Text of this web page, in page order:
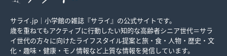
サライ.jp｜小学館の雑誌『サライ』の公式サイトです。
歳を重ねてもアクティブに行動したい知的な高齢者シニア世代＝サラ
イ世代の方々に向けたライフスタイル提案と旅・食・人物・歴史・文
化・趣味・健康・モノ情報など上質な情報を発信しています。